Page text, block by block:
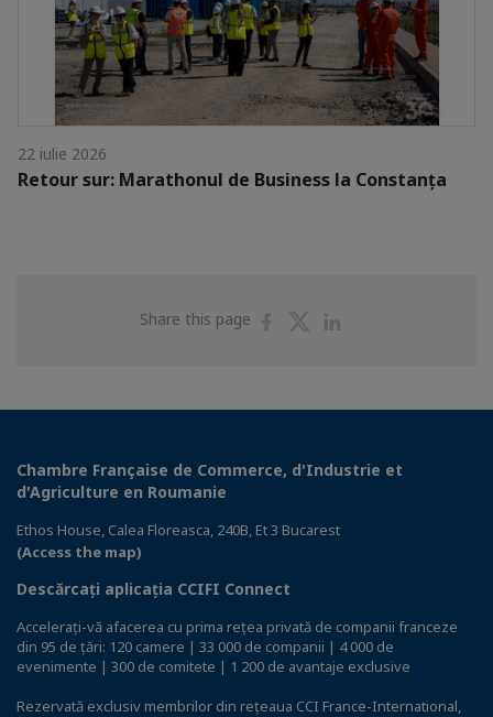
22 iulie 2026
Retour sur: Marathonul de Business la Constanța
Share this page
ShareShare
Chambre Française de Commerce, d'Industrie et
d'Agriculture en Roumanie
Ethos House, Calea Floreasca, 240B, Et 3 Bucarest
(Access the map)
Descărcați aplicația CCIFI Connect
Accelerați-vă afacerea cu prima rețea privată de companii franceze
din 95 de țări: 120 camere | 33 000 de companii | 4 000 de
evenimente | 300 de comitete | 1 200 de avantaje exclusive
Rezervată exclusiv membrilor din rețeaua CCI France-International,